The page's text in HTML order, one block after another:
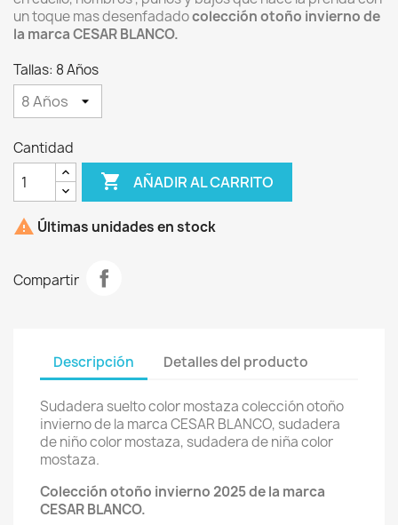
un toque mas desenfadadocolección otoño invierno de
la marca CESAR BLANCO.
Tallas: 8 Años
Cantidad
 AÑADIR AL CARRITO
 Últimas unidades en stock
Compartir
Descripción Detalles del producto
Sudadera suelto color mostaza colección otoño
invierno de la marca CESAR BLANCO, sudadera
de niño color mostaza, sudadera de niña color
mostaza.
Colección otoño invierno 2025 de la marca
CESAR BLANCO.